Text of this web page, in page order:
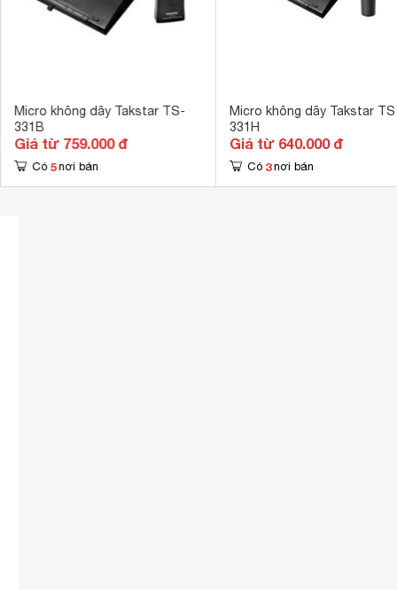
Micro không dây Takstar TS-
331B
Giá từ 759.000 đ
Có 5 nơi bán
Micro không dây Takstar TS
331H
Giá từ 640.000 đ
Có 3 nơi bán